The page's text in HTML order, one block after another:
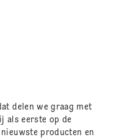
delen we graag met
als eerste op de
producten en